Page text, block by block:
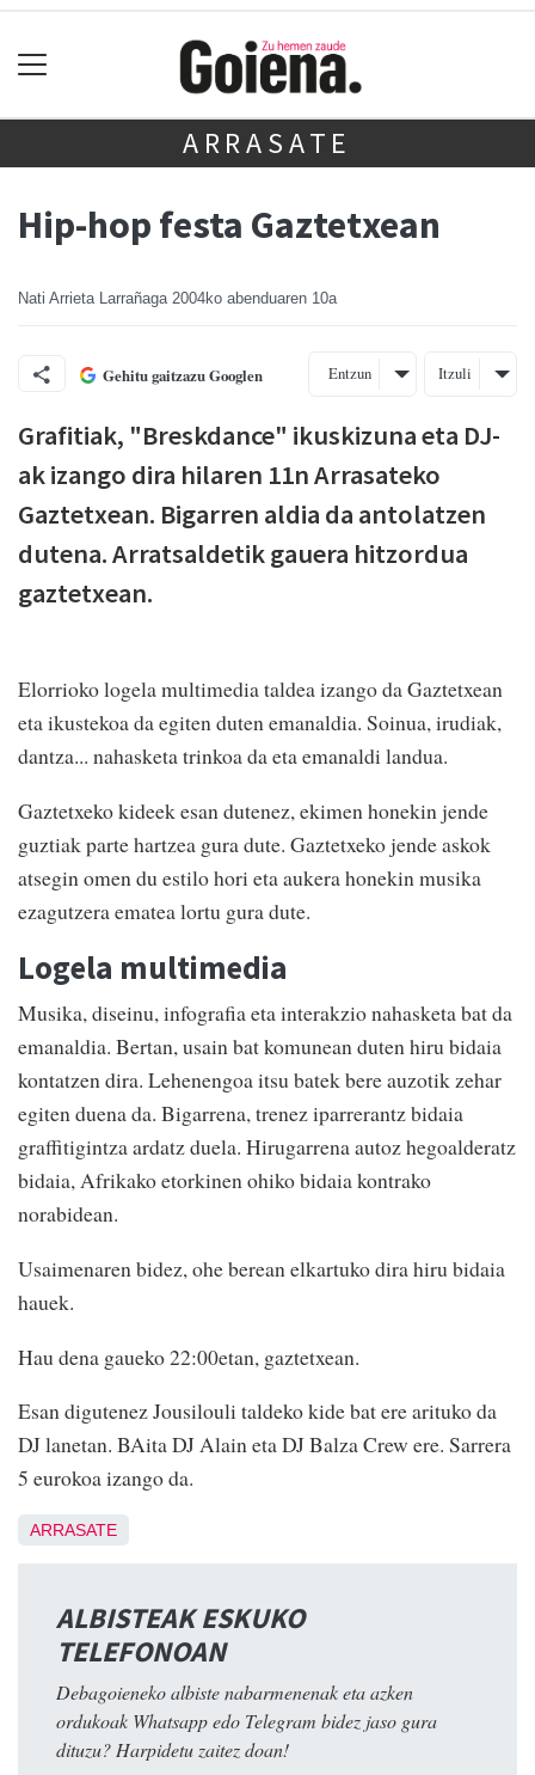
ARRASATE
Hip-hop festa Gaztetxean
Nati Arrieta Larrañaga 2004ko abenduaren 10a
Gehitu gaitzazu Googlen Entzun Itzuli
Grafitiak, "Breskdance" ikuskizuna eta DJ-
ak izango dira hilaren 11n Arrasateko
Gaztetxean. Bigarren aldia da antolatzen
dutena. Arratsaldetik gauera hitzordua
gaztetxean.
Elorrioko logela multimedia taldea izango da Gaztetxean
eta ikustekoa da egiten duten emanaldia. Soinua, irudiak,
dantza... nahasketa trinkoa da eta emanaldi landua.
Gaztetxeko kideek esan dutenez, ekimen honekin jende
guztiak parte hartzea gura dute. Gaztetxeko jende askok
atsegin omen du estilo hori eta aukera honekin musika
ezagutzera ematea lortu gura dute.
Logela multimedia
Musika, diseinu, infografia eta interakzio nahasketa bat da
emanaldia. Bertan, usain bat komunean duten hiru bidaia
kontatzen dira. Lehenengoa itsu batek bere auzotik zehar
egiten duena da. Bigarrena, trenez iparrerantz bidaia
graffitigintza ardatz duela. Hirugarrena autoz hegoalderatz
bidaia, Afrikako etorkinen ohiko bidaia kontrako
norabidean.
Usaimenaren bidez, ohe berean elkartuko dira hiru bidaia
hauek.
Hau dena gaueko 22:00etan, gaztetxean.
Esan digutenez Jousilouli taldeko kide bat ere arituko da
DJ lanetan. BAita DJ Alain eta DJ Balza Crew ere. Sarrera
5 eurokoa izango da.
ARRASATE
ALBISTEAK ESKUKO
TELEFONOAN
Debagoieneko albiste nabarmenenak eta azken
ordukoak Whatsapp edo Telegram bidez jaso gura
dituzu? Harpidetu zaitez doan!